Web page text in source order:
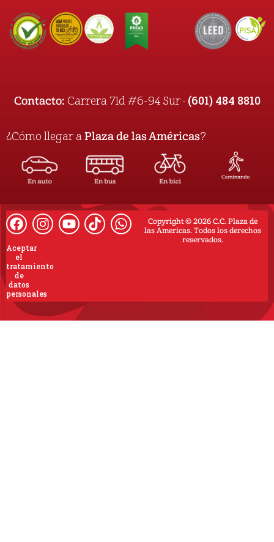
Contacto: Carrera 71d #6-94 Sur · (601) 484 8810
¿Cómo llegar a Plaza de las Américas?
Copyright © 2026 C.C. Plaza de
las Americas. Todos los derechos
reservados.
Aceptar
el
tratamiento
de
datos
personales